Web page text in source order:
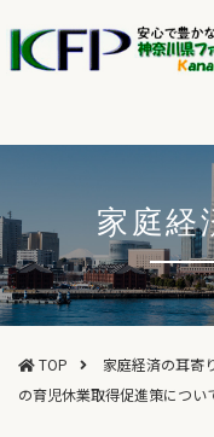
家庭経
TOP 家庭経済の耳寄
の育児休業取得促進策につい